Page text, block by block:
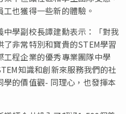
也獲得一些新的體驗。
學副校長譚建勳表示：「對我
非常特別和寶貴的STEM學習
程企業的優秀專業團隊中學
知識和創新來服務我們的社
的價值觀- 同理心，也發揮本